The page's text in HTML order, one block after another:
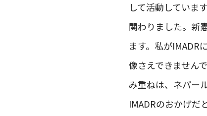
して活動していま
関わりました。新
ます。私がIMADR
像さえできません
み重ねは、ネパー
IMADRのおかげだ